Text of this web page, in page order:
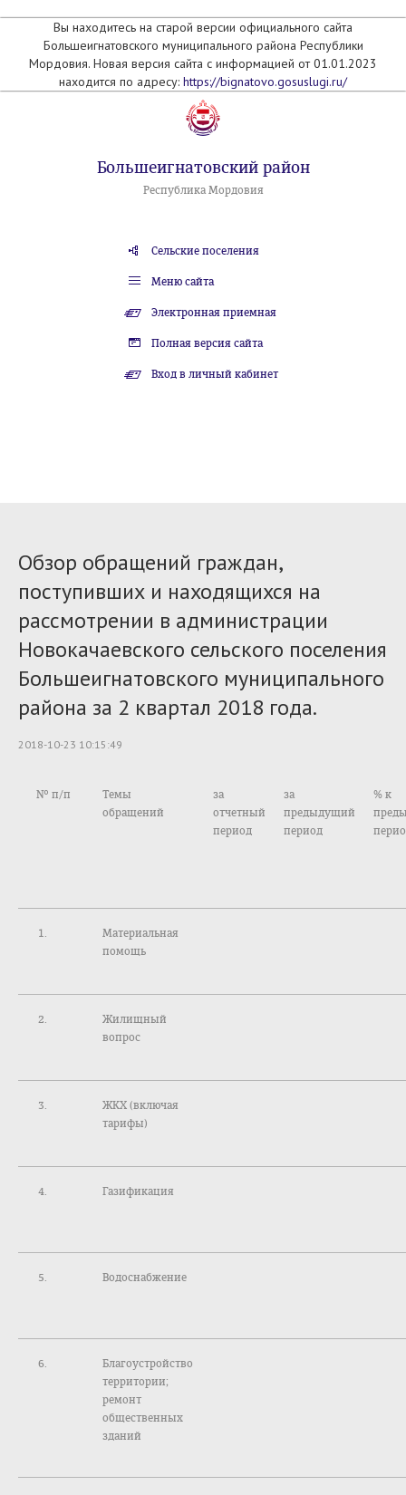
Вы находитесь на старой версии официального сайта
Большеигнатовского муниципального района Республики
Мордовия. Новая версия сайта с информацией от 01.01.2023
находится по адресу: https://bignatovo.gosuslugi.ru/
Большеигнатовский район
Республика Мордовия
Сельские поселения
Меню сайта
Электронная приемная
Полная версия сайта
Вход в личный кабинет
Обзор обращений граждан,
поступивших и находящихся на
рассмотрении в администрации
Новокачаевского сельского поселения
Большеигнатовского муниципального
района за 2 квартал 2018 года.
2018-10-23 10:15:49
№ п/п
Темы
обращений
за
отчетный
период
за
предыдущий
период
% к
Материальная
помощь
Жилищный
вопрос
ЖКХ (включая
тарифы)
Газификация
Водоснабжение
Благоустройство
территории;
ремонт
общественных
зданий